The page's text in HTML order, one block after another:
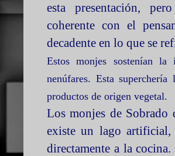
esta presentación,
coherente con el
decadente en lo que se
Estos monjes sostenían
nenúfares. Esta
productos de origen vegetal.
Los monjes de Sobrado
existe un lago artificial,
directamente a la